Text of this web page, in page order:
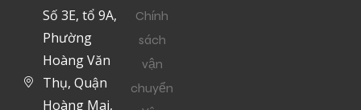
Số 3E, tổ 9A,
Phường
Hoàng Văn
Thụ, Quận
Hoàng Mai,
Chính
sách
vận
chuyển